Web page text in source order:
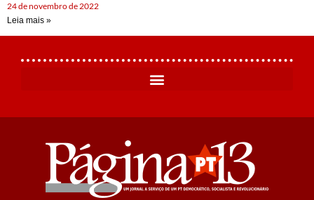
24 de novembro de 2022
Leia mais »